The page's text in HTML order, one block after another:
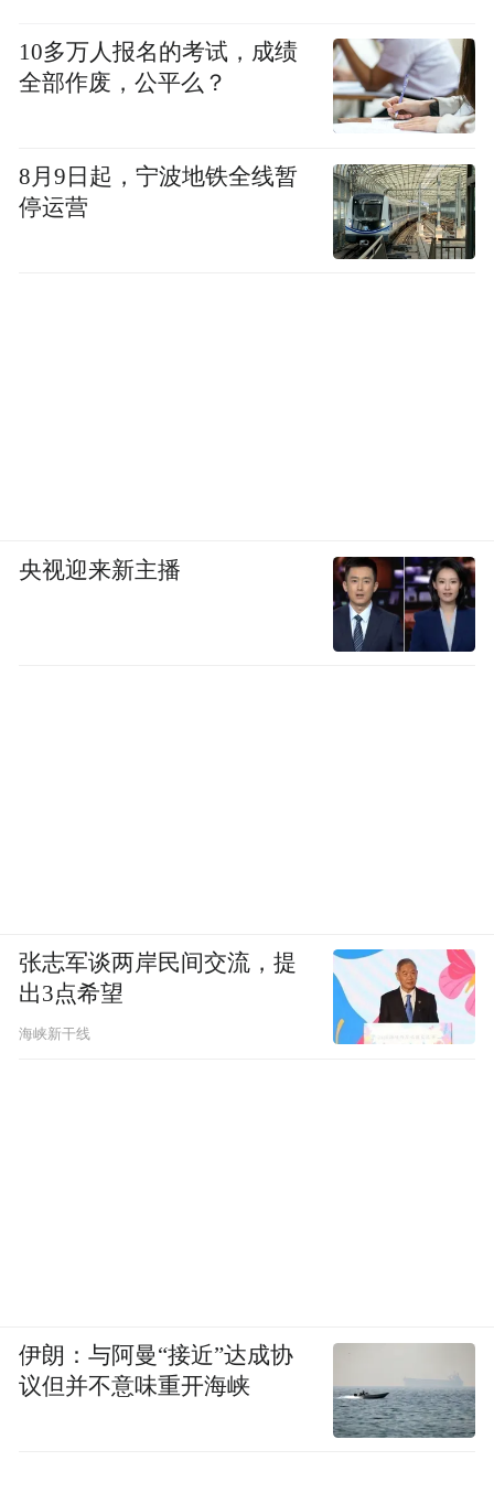
10多万人报名的考试，成绩
全部作废，公平么？
8月9日起，宁波地铁全线暂
停运营
央视迎来新主播
张志军谈两岸民间交流，提
出3点希望
海峡新干线
伊朗：与阿曼“接近”达成协
议但并不意味重开海峡